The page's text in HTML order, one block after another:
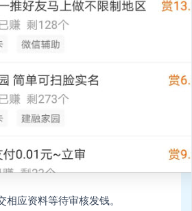
相应资料等待审核发钱。